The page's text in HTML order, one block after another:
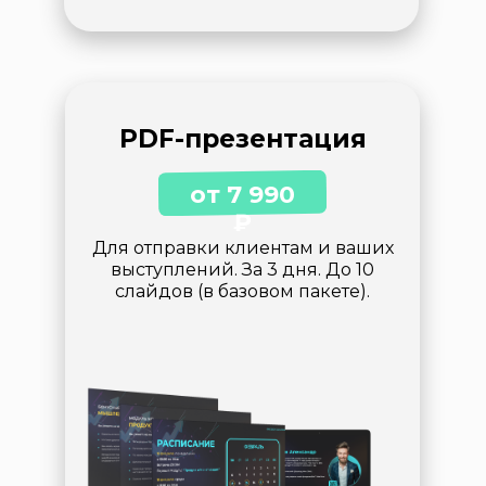
PDF-презентация
Для отправки клиентам и ваших
выступлений. За 3 дня. До 10
слайдов (в базовом пакете).
от 7 990
₽